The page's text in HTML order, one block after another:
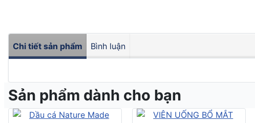
Chi tiết sản phẩm Bình luận
Sản phẩm dành cho bạn